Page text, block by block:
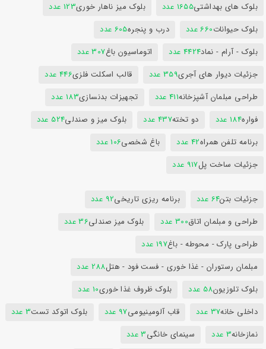
بلوک های بهداشتی1655 عدد بلوک میز ناهار خوری123 عدد
بلوک حیوانات660 عدد درب و پنجره605 عدد
بلوک - آرام - نماد4424 عدد اتوماسیون باغ307 عدد
جزئیات دیوار های آجری359 عدد قالب اسکلت فلزی446 عدد
طراحی مبلمان آشپزخانه411 عدد تجهیزات بدنسازی183 عدد
فواره184 عدد دو تخته437 عدد بلوک میز و صندلی524 عدد
برنامه تلفن همراه42 عدد باغ شخصی106 عدد
جزئیات ساخت پل917 عدد
جزئیات بتن64 عدد برنامه ریزی تاریخی92 عدد
طراحی و مبلمان اتاق300 عدد بلوک میز صندلی36 عدد
طراحی پارک - محوطه - باغ197 عدد
مبلمان رستوران - غذا خوری - فست فود - هتل288 عدد
بلوک تلوزیون58 عدد بلوک ظروف غذا خوری10 عدد
داخلی خانه37 عدد قاب آلومینیومی97 عدد بلوک اتوکد تست3 عدد
نمازخانه3 عدد سینمای خانگی3 عدد